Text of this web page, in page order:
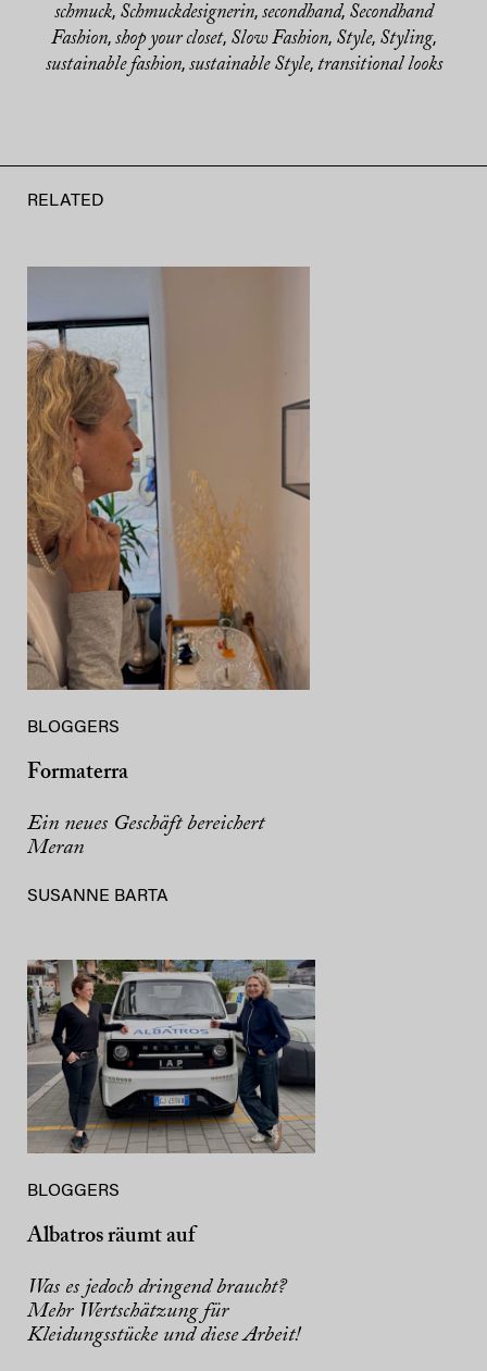
schmuck, Schmuckdesignerin, secondhand, Secondhand
Fashion, shop your closet, Slow Fashion, Style, Styling,
sustainable fashion, sustainable Style, transitional looks
RELATED
BLOGGERS
Formaterra
Ein neues Geschäft bereichert
Meran
SUSANNE BARTA
BLOGGERS
Albatros räumt auf
Was es jedoch dringend braucht?
Mehr Wertschätzung für
Kleidungsstücke und diese Arbeit!